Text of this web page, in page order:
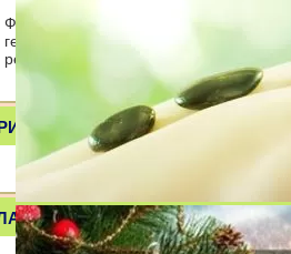
Фирма Геохайд ООД е основана през
геодезическите, хидрографските,
решения.Основната дейност на